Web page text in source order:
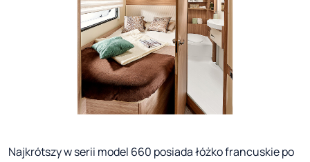
Najkrótszy w serii model 660 posiada łóżko francuskie po